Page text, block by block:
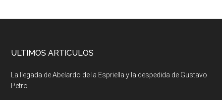
ULTIMOS ARTICULOS
La llegada de Abelardo de la Espriella y la despedida de Gustavo
Petro